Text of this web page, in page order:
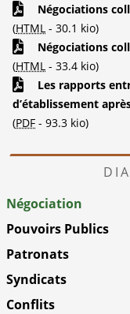
Négociations
(HTML - 30.1 kio)
Négociations
(HTML - 33.4 kio)
Les rapports
d’établissement
(PDF - 93.3 kio)
Négociation
Pouvoirs Publics
Patronats
Syndicats
Conflits